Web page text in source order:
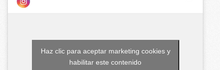
Haz clic para aceptar marketing cookies y
habilitar este contenido